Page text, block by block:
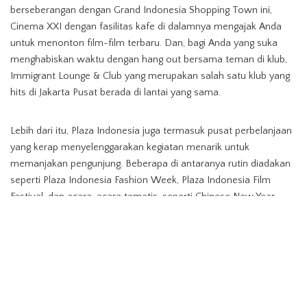
berseberangan dengan Grand Indonesia Shopping Town ini,
Cinema XXI dengan fasilitas kafe di dalamnya mengajak Anda
untuk menonton film-film terbaru. Dan, bagi Anda yang suka
menghabiskan waktu dengan hang out bersama teman di klub,
Immigrant Lounge & Club yang merupakan salah satu klub yang
hits di Jakarta Pusat berada di lantai yang sama.
Lebih dari itu, Plaza Indonesia juga termasuk pusat perbelanjaan
yang kerap menyelenggarakan kegiatan menarik untuk
memanjakan pengunjung. Beberapa di antaranya rutin diadakan
seperti Plaza Indonesia Fashion Week, Plaza Indonesia Film
Festival, dan acara-acara tematis, seperti Chinese New Year